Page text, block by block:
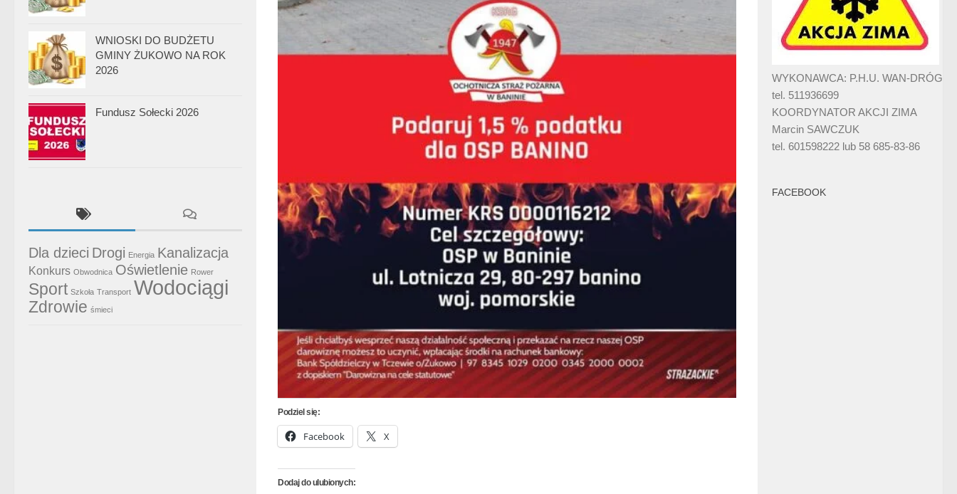
Podziel się:
Facebook X
Dodaj do ulubionych:
WNIOSKI DO BUDŻETU
GMINY ŻUKOWO NA ROK
2026
Fundusz Sołecki 2026
Dla dzieci Drogi Energia Kanalizacja
Konkurs Obwodnica Oświetlenie Rower
Sport Szkoła Transport Wodociągi
Zdrowie śmieci
WYKONAWCA: P.H.U. WAN-DRÓG
tel. 511936699
KOORDYNATOR AKCJI ZIMA
Marcin SAWCZUK
tel. 601598222 lub 58 685-83-86
FACEBOOK